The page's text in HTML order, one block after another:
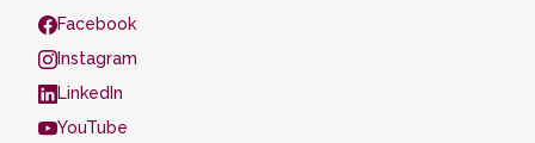
Facebook
Instagram
LinkedIn
YouTube